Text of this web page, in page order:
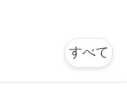
すべて